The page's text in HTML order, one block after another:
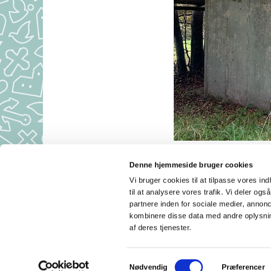
Denne hjemmeside bruger cookies
Vi bruger cookies til at tilpasse vores
til at analysere vores trafik. Vi deler
partnere inden for sociale medier,
kombinere disse data med andre
af deres tjenester.
Nødvendig Præferencer
Aulum Kirke Markedspladsen
Kirkekontoret 51 15 30
Sognepræst
Sognepræst